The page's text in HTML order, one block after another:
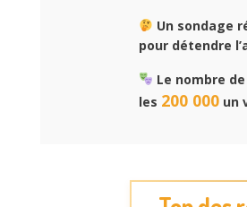
Un sondage
pour détendre
Le nombre
les 200 000 un